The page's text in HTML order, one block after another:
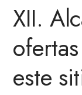
XII.
este